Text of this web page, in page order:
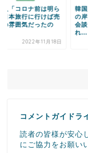
人「文大統領が日本
田首相との初の電話
で語った内容がこ
2021年10月16日
韓
す
る
コメントガイドラ
読者の皆様が安心
にご協力をお願い